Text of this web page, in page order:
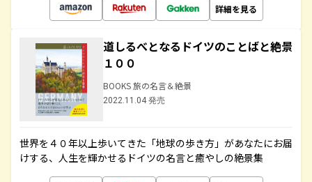
詳細を見る
道しるべとなるドイツのことばと絶景
１００
BOOKS 旅の名言＆絶景
2022.11.04 発売
世界を４０年以上歩いてきた「地球の歩き方」があなたにお届
けする、人生を輝かせるドイツの名言と癒やしの絶景集